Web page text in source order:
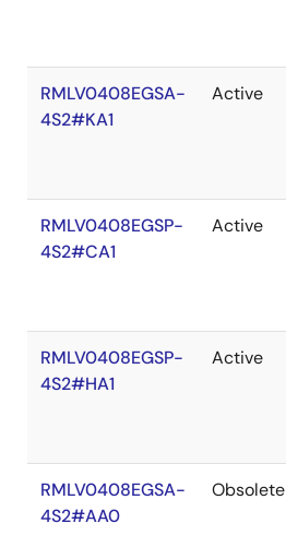
RMLV0408EGSA-
4S2#KA1
Active
RMLV0408EGSP-
4S2#CA1
Active
RMLV0408EGSP-
4S2#HA1
Active
RMLV0408EGSA-
4S2#AA0
Obsolete